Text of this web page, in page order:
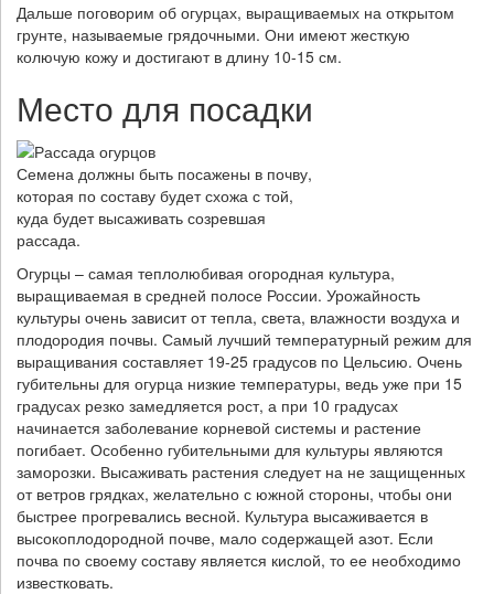
Дальше поговорим об огурцах, выращиваемых на открытом
грунте, называемые грядочными. Они имеют жесткую
колючую кожу и достигают в длину 10-15 см.
Место для посадки
Семена должны быть посажены в почву,
которая по составу будет схожа с той,
куда будет высаживать созревшая
рассада.
Огурцы – самая теплолюбивая огородная культура,
выращиваемая в средней полосе России. Урожайность
культуры очень зависит от тепла, света, влажности воздуха и
плодородия почвы. Самый лучший температурный режим для
выращивания составляет 19-25 градусов по Цельсию. Очень
губительны для огурца низкие температуры, ведь уже при 15
градусах резко замедляется рост, а при 10 градусах
начинается заболевание корневой системы и растение
погибает. Особенно губительными для культуры являются
заморозки. Высаживать растения следует на не защищенных
от ветров грядках, желательно с южной стороны, чтобы они
быстрее прогревались весной. Культура высаживается в
высокоплодородной почве, мало содержащей азот. Если
почва по своему составу является кислой, то ее необходимо
известковать.